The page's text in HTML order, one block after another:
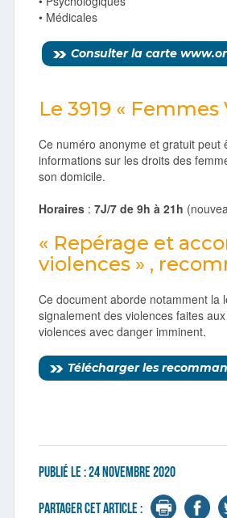
• Médicales
Consulter la carte
Le 3919 «
Ce numéro anonyme et gratuit peut
informations sur les droits des
son domicile.
Horaires : 7J/7 de 9h à 21h
« Repérage et
violences » ,
Ce document aborde notamment la
signalement des violences faites
violences avec danger imminent.
Télécharger les
Publié le :24 novembre 2020
Partager cet article :